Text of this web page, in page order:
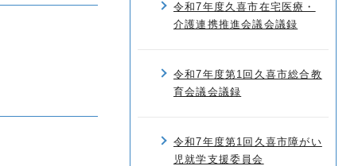
令和7年度久喜市在宅医療・
介護連携推進会議会議録
令和7年度第1回久喜市総合教
育会議会議録
令和7年度第1回久喜市障がい
児就学支援委員会